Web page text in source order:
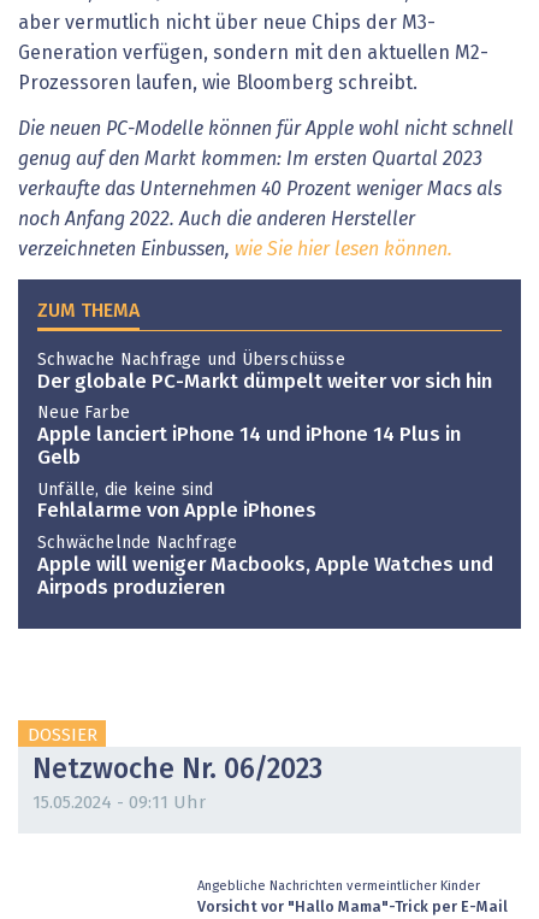
aber vermutlich nicht über neue Chips der M3-
Generation verfügen, sondern mit den aktuellen M2-
Prozessoren laufen, wie Bloomberg schreibt.
Die neuen PC-Modelle können für Apple wohl nicht schnell
genug auf den Markt kommen: Im ersten Quartal 2023
verkaufte das Unternehmen 40 Prozent weniger Macs als
noch Anfang 2022. Auch die anderen Hersteller
verzeichneten Einbussen, wie Sie hier lesen können.
ZUM THEMA
Schwache Nachfrage und Überschüsse
Der globale PC-Markt dümpelt weiter vor sich hin
Neue Farbe
Apple lanciert iPhone 14 und iPhone 14 Plus in
Gelb
Unfälle, die keine sind
Fehlalarme von Apple iPhones
Schwächelnde Nachfrage
Apple will weniger Macbooks, Apple Watches und
Airpods produzieren
DOSSIER
Netzwoche Nr. 06/2023
15.05.2024 - 09:11 Uhr
Angebliche Nachrichten vermeintlicher Kinder
Vorsicht vor "Hallo Mama"-Trick per E-Mail